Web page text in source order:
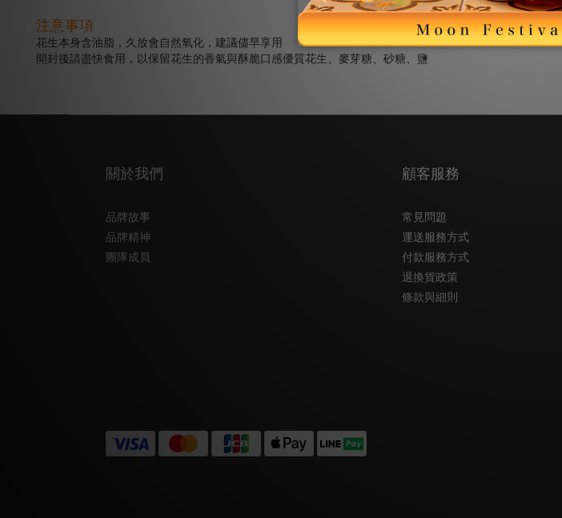
注意事項
花生本身含油脂，久放會自然氧化，建議儘早享用
開封後請盡快食用，以保留花生的香氣與酥脆口感優質花生、麥芽糖、砂糖、鹽
關於我們
品牌故事
品牌精神
團隊成員
顧客服務
常見問題
運送服務方式
付款服務方式
退換貨政策
條款與細則